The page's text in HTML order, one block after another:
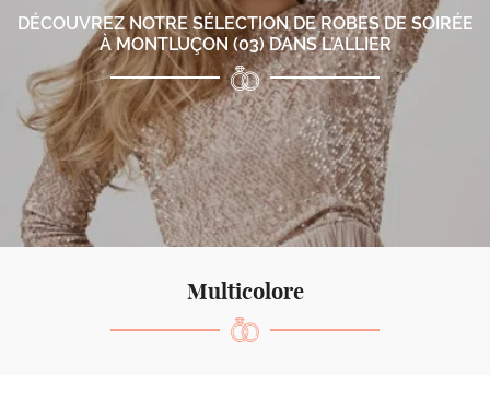
 Adresse email de réception
 Code Captcha
Rafraîchir le captcha
En cochant cette case, vous consentez à recevoir nos propositions commerciales à
l'adresse email indiqué ci-dessus. Vous pouvez vous désinscrire à tout moment en
Inscription
DÉCOUVREZ NOTRE SÉLECTION DE ROBESDE SOIRÉE
À MONTLUÇON (03) DANS L’ALLIER
Multicolore